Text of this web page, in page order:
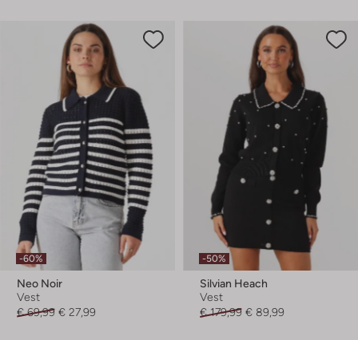
-60%
Neo Noir
Vest
€ 69,99 € 27,99
-50%
Silvian Heach
Vest
€ 179,99 € 89,99